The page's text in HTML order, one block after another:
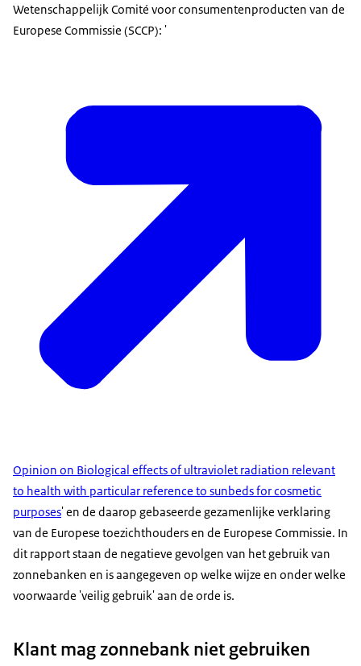
Wetenschappelijk Comité voor consumentenproducten van de
Europese Commissie (SCCP): '
Opinion on Biological effects of ultraviolet radiation relevant
to health with particular reference to sunbeds for cosmetic
purposes' en de daarop gebaseerde gezamenlijke verklaring
van de Europese toezichthouders en de Europese Commissie. In
dit rapport staan de negatieve gevolgen van het gebruik van
zonnebanken en is aangegeven op welke wijze en onder welke
voorwaarde 'veilig gebruik' aan de orde is.
Klant mag zonnebank niet gebruiken